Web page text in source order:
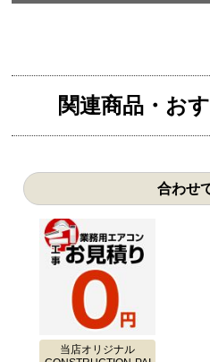
関連商品・お
合わせ
当店オリジナル